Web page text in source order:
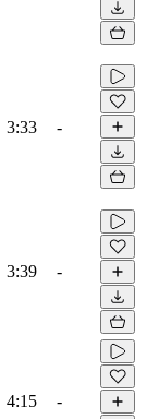
3:33 -
3:39 -
4:15 -